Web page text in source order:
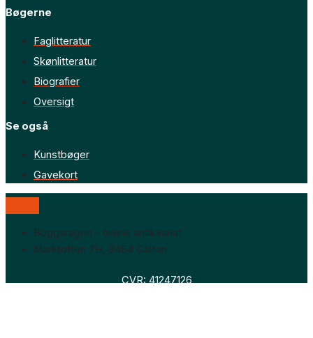
Bøgerne
Faglitteratur
Skønlitteratur
Biografier
Oversigt
Se også
Kunstbøger
Gavekort
Boggaragen – online antikvariat
Marktoften 7H, 8464 Galten
CVR: 41247126